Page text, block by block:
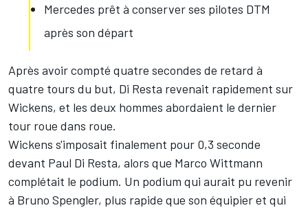
Mercedes prêt à conserver ses pilotes DTM
après son départ
Après avoir compté quatre secondes de retard à
quatre tours du but, Di Resta revenait rapidement sur
Wickens, et les deux hommes abordaient le dernier
tour roue dans roue.
Wickens s'imposait finalement pour 0,3 seconde
devant Paul Di Resta, alors que Marco Wittmann
complétait le podium. Un podium qui aurait pu revenir
à Bruno Spengler, plus rapide que son équipier et qui